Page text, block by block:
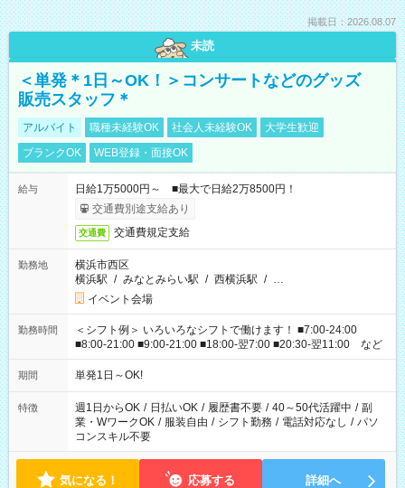
掲載日：2026.08.07
未読
＜単発＊1日～OK！＞コンサートなどのグッズ
販売スタッフ＊
アルバイト 職種未経験OK 社会人未経験OK
大学生歓迎
ブランクOK
WEB登録・面接OK
給与
日給1万5000円～ ■最大で日給2万8500円！
交通費別途支給あり
交通費 交通費規定支給
勤務地
横浜市西区
横浜駅 / みなとみらい駅 / 西横浜駅 / …
イベント会場
勤務時間
＜シフト例＞ いろいろなシフトで働けます！ ■7:00-24:00
■8:00-21:00 ■9:00-21:00 ■18:00-翌7:00 ■20:30-翌11:00 など
期間 単発1日～OK!
特徴 週1日からOK / 日払いOK / 履歴書不要 / 40～50代活躍中 / 副
業・WワークOK / 服装自由 / シフト勤務 / 電話対応なし / パソ
コンスキル不要
気になる！ 応募する 詳細へ